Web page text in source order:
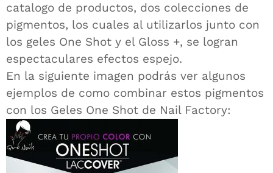
catalogo de productos, dos colecciones de
pigmentos, los cuales al utilizarlos junto con
los geles One Shot y el Gloss +, se logran
espectaculares efectos espejo.
En la siguiente imagen podrás ver algunos
ejemplos de como combinar estos pigmentos
con los Geles One Shot de Nail Factory: